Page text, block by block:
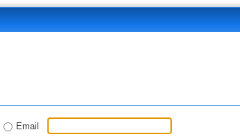
Email